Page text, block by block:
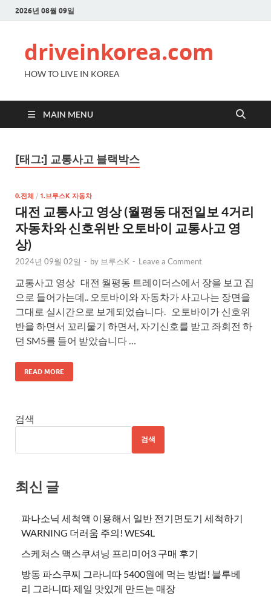
2026년 08월 09일
driveinkorea.com
HOW TO LIVE IN KOREA
MAIN MENU
[태그:] 교통사고 블랙박스
0.전체 / 1.브루스K 자동차
대전 교통사고 영상 (월평동 대전일보 4거리
자동차와 신호위반 오토바이 교통사고 영
상)
2024년 09월 02일 - by 브루스K - Leave a Comment
교통사고 영상 대전 월평동 트레이더스에서 장을 보고 집
으로 들어가는데.. 오토바이와 자동차가 사고나는 장면을
그대로 실시간으로 보게되었습니다. 오토바이가 신호위
반을 하면서 꼬리물기 하면서, 자기신호를 받고 좌회전 하
던 SM5를 들어 받았습니다 …
READ MORE
검색
검색
최신 글
파나소닉 세척액 이용해서 일반 전기면도기 세척하기
WARNING 더러움 주의! WES4L
스케쳐스 맥스쿠셔닝 프리미어3 구매 후기
방동 파스쿠찌 그라니따 5400원에 먹는 방법! 블루베
리 그라니따 제일 맛있게 만드는 매장